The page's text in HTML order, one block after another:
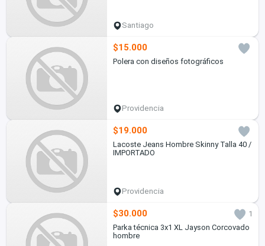
Santiago
$15.000
Polera con diseños fotográficos
Providencia
$19.000
Lacoste Jeans Hombre Skinny Talla 40 /
IMPORTADO
Providencia
$30.000
1
Parka técnica 3x1 XL Jayson Corcovado
hombre